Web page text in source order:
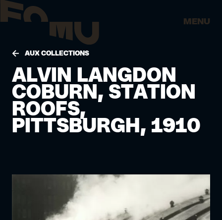
MENU
AUX COLLECTIONS
ALVIN LANGDON
COBURN, STATION
ROOFS,
PITTSBURGH, 1910